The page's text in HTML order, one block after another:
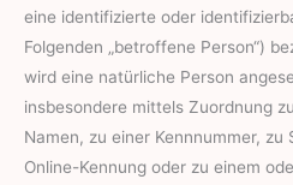
eine identifizierte oder
Folgenden „betroffene Person“)
wird eine natürliche Person
insbesondere mittels Zuordnung
Namen, zu einer Kennnummer,
Online-Kennung oder zu einem